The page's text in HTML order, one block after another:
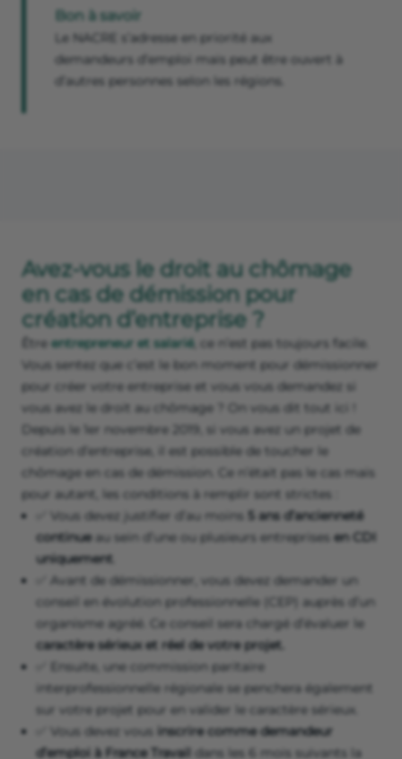
Bon à savoir
Le NACRE s’adresse en priorité aux
demandeurs d’emploi mais peut être ouvert à
d’autres personnes selon les régions.
Avez-vous le droit au chômage
en cas de démission pour
création d’entreprise ?
Êtreentrepreneur et salarié, ce n’est pas toujours facile.
Vous sentez que c’est le bon moment pour démissionner
pour créer votre entreprise et vous vous demandez si
vous avez le droit au chômage ? On vous dit tout ici !
Depuis le 1er novembre 2019, si vous avez un projet de
création d’entreprise, il est possible de toucher le
chômage en cas de démission. Ce n’était pas le cas mais
pour autant, les conditions à remplir sont strictes :
✅ Vous devez justifier d’au moins 5 ans d’ancienneté
continue au sein d’une ou plusieurs entreprises en CDI
uniquement
✅ Avant de démissionner, vous devez demander un
conseil en évolution professionnelle (CEP) auprès d’un
organisme agréé. Ce conseil sera chargé d’évaluer le
caractère sérieux et réel de votre projet.
✅ Ensuite, une commission paritaire
interprofessionnelle régionale se penchera également
sur votre projet pour en valider le caractère sérieux.
✅ Vous devez vous inscrire comme demandeur
d’emploi à France Travail dans les 6 mois suivants la